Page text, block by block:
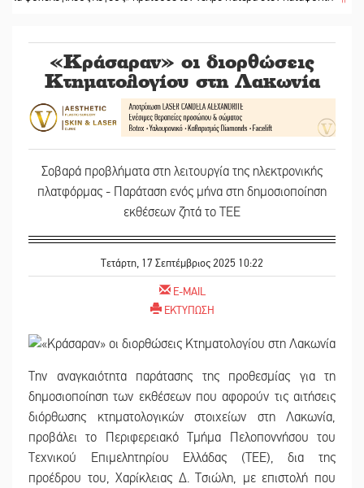
«Κράσαραν» οι διορθώσεις
Κτηματολογίου στη Λακωνία
Σοβαρά προβλήματα στη λειτουργία της ηλεκτρονικής
πλατφόρμας - Παράταση ενός μήνα στη δημοσιοποίηση
εκθέσεων ζητά το ΤΕΕ
Τετάρτη, 17 Σεπτέμβριος 2025 10:22
E-MAIL
ΕΚΤΥΠΩΣΗ
Την αναγκαιότητα παράτασης της προθεσμίας για τη
δημοσιοποίηση των εκθέσεων που αφορούν τις αιτήσεις
διόρθωσης κτηματολογικών στοιχείων στη Λακωνία,
προβάλει το Περιφερειακό Τμήμα Πελοποννήσου του
Τεχνικού Επιμελητηρίου Ελλάδας (ΤΕΕ), δια της
προέδρου του, Χαρίκλειας Δ. Τσιώλη, με επιστολή που